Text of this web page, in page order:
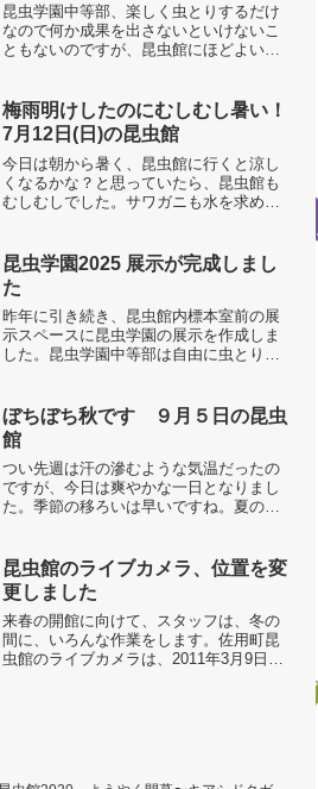
昆虫学園中等部、楽しく虫とりするだけ
なので何か成果を出さないといけないこ
ともないのですが、昆虫館にほどよい展
このときみんなでつくったのはパーツで
して、最終工程では、それ...
梅雨明けしたのにむしむし暑い！
7月12日(日)の昆虫館
今日は朝から暑く、昆虫館に行くと涼し
くなるかな？と思っていたら、昆虫館も
むしむしでした。サワガニも水を求めて
して遊んで貰いました。スタッフの茂見
さんがカブトムシを連れて...
昆虫学園2025 展示が完成しまし
た
昨年に引き続き、昆虫館内標本室前の展
示スペースに昆虫学園の展示を作成しま
した。昆虫学園中等部は自由に虫とりを
をかねて展示づくりもします。秋から冬
にかけてにみんなでつくっ...
ぼちぼち秋です ９月５日の昆虫
館
つい先週は汗の滲むような気温だったの
ですが、今日は爽やかな一日となりまし
た。季節の移ろいは早いですね。夏の間
てぼちぼちと秋の花が咲きだしました。
シュウカイドウやシュウメ...
昆虫館のライブカメラ、位置を変
更しました
来春の開館に向けて、スタッフは、冬の
間に、いろんな作業をします。佐用町昆
虫館のライブカメラは、2011年3月9日に